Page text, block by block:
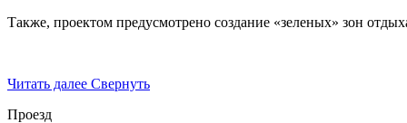
Также, проектом предусмотрено создание «зеленых» зон
Читать далее Свернуть
Проезд